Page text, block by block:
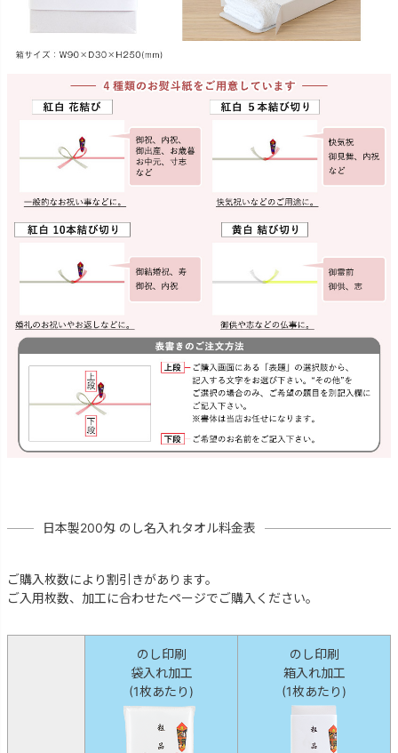
日本製200匁 のし名入れタオル料金表
ご購入枚数により割引きがあります。
ご入用枚数、加工に合わせたページでご購入ください。
のし印刷
袋入れ加工
(1枚あたり)
のし印刷
箱入れ加工
(1枚あたり)